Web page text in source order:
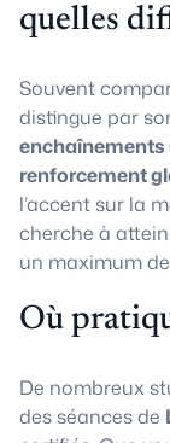
quelles
Souvent
distingue par
enchaînements
renforcement
l’accent sur la
cherche à
un maximum
Où
De nombreux
des séances de